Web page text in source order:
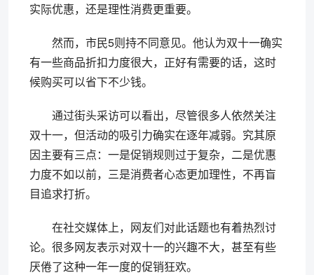
实际优惠，还是理性消费更重要。
然而，市民5则持不同意见。他认为双十一确实
有一些商品折扣力度很大，正好有需要的话，这时
候购买可以省下不少钱。
通过街头采访可以看出，尽管很多人依然关注
双十一，但活动的吸引力确实在逐年减弱。究其原
因主要有三点：一是促销规则过于复杂，二是优惠
力度不如以前，三是消费者心态更加理性，不再盲
目追求打折。
在社交媒体上，网友们对此话题也有着热烈讨
论。很多网友表示对双十一的兴趣不大，甚至有些
厌倦了这种一年一度的促销狂欢。